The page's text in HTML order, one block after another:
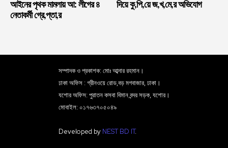
আইনের পৃথক মামলায় আ: লীগের ৪
নেতাকর্মী গ্রে,প্তা,র
দিয়ে কু,পি,য়ে জ,খ,মে,র অভিযোগ
সম্পাদক ও প্রকাশক: মোঃ আব্দার রহমান।
ঢাকা অফিস : গ্রীনওয়ে রোড,বড় মগবাজার, ঢাকা।
যশোর অফিস: পুরাতন কসবা বিমান বন্দর সড়ক, যশোর।
মোবাইল: ০১৭৬৩৭০৫০৪৯
Developed by NEST BD IT.